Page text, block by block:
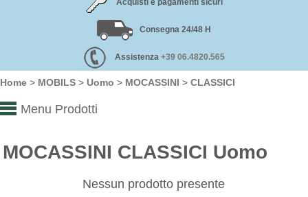
Acquisti e pagamenti sicuri
Consegna 24/48 H
Assistenza +39 06.4820.565
Home > MOBILS > Uomo > MOCASSINI > CLASSICI
Menu Prodotti
MOCASSINI CLASSICI Uomo
Nessun prodotto presente